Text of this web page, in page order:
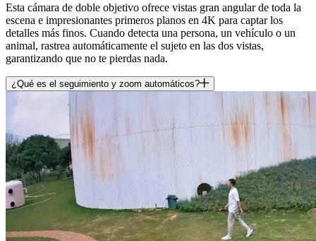
Esta cámara de doble objetivo ofrece vistas gran angular de toda la
escena e impresionantes primeros planos en 4K para captar los
detalles más finos. Cuando detecta una persona, un vehículo o un
animal, rastrea automáticamente el sujeto en las dos vistas,
garantizando que no te pierdas nada.
¿Qué es el seguimiento y zoom automáticos?